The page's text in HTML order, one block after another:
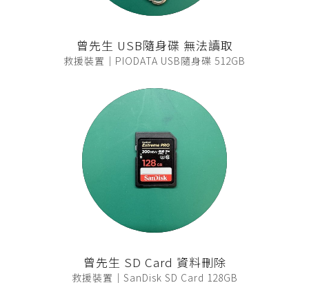
曾先生 USB隨身碟 無法讀取
救援裝置｜PIODATA USB隨身碟 512GB
曾先生 SD Card 資料刪除
救援裝置｜SanDisk SD Card 128GB